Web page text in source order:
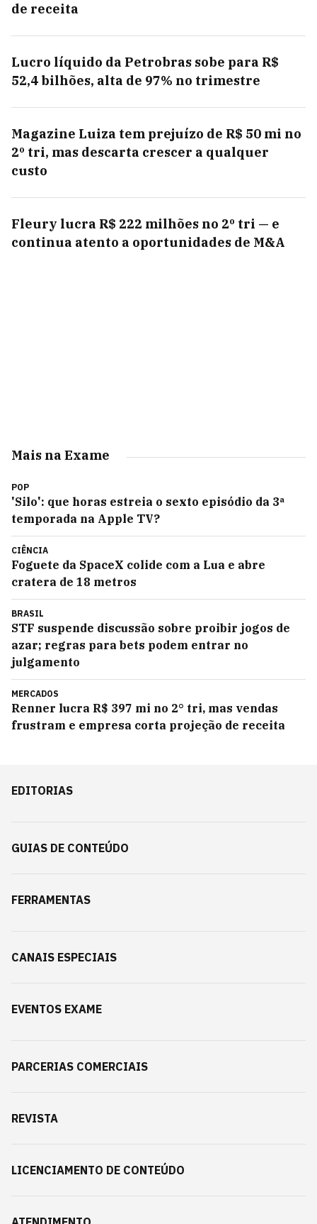
de receita
Lucro líquido da Petrobras sobe para R$
52,4 bilhões, alta de 97% no trimestre
Magazine Luiza tem prejuízo de R$ 50 mi no
2º tri, mas descarta crescer a qualquer
custo
Fleury lucra R$ 222 milhões no 2º tri — e
continua atento a oportunidades de M&A
Mais na Exame
POP
'Silo': que horas estreia o sexto episódio da 3ª
temporada na Apple TV?
CIÊNCIA
Foguete da SpaceX colide com a Lua e abre
cratera de 18 metros
BRASIL
STF suspende discussão sobre proibir jogos de
azar; regras para bets podem entrar no
julgamento
MERCADOS
Renner lucra R$ 397 mi no 2° tri, mas vendas
frustram e empresa corta projeção de receita
EDITORIAS
GUIAS DE CONTEÚDO
FERRAMENTAS
CANAIS ESPECIAIS
EVENTOS EXAME
PARCERIAS COMERCIAIS
REVISTA
LICENCIAMENTO DE CONTEÚDO